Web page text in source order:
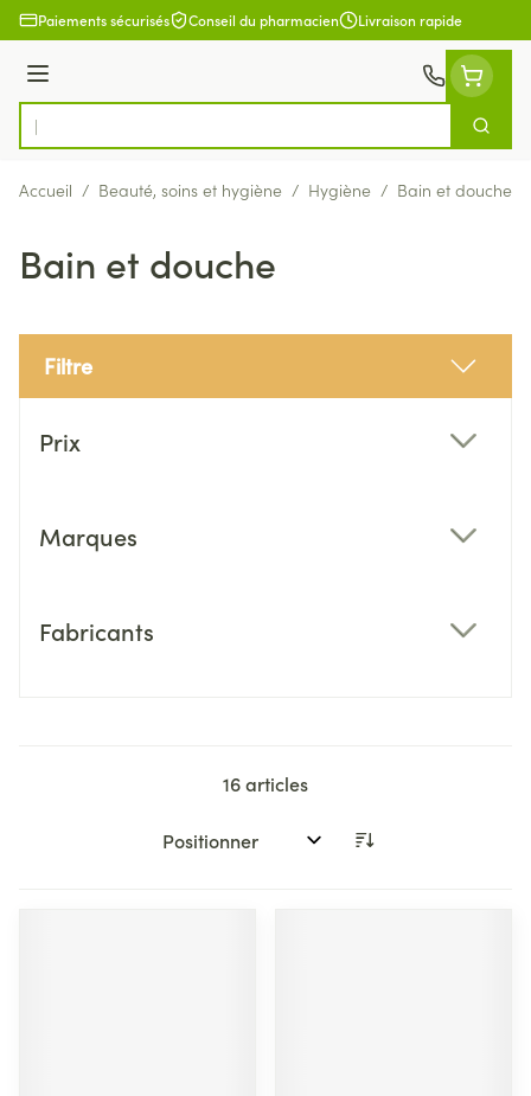
Aller au contenu
Paiements sécurisés Conseil du pharmacien Livraison rapide
Menu
Rechercher
Accueil / Beauté, soins et hygiène / Hygiène / Bain et douche
Bain et douche
Filtre
Prix
Marques
Fabricants
16articles
Trier par: